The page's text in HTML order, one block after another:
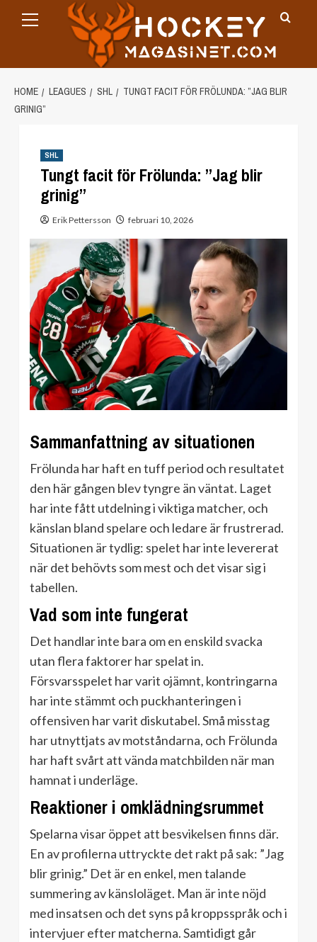
Menu
HOME LEAGUES SHL
TUNGT FACIT FÖR FRÖLUNDA: ”JAG BLIR
GRINIG”
SHL
Tungt facit för Frölunda: ”Jag blir
grinig”
Erik Pettersson februari 10, 2026
Sammanfattning av situationen
Frölunda har haft en tuff period och resultatet
den här gången blev tyngre än väntat. Laget
har inte fått utdelning i viktiga matcher, och
känslan bland spelare och ledare är frustrerad.
Situationen är tydlig: spelet har inte levererat
när det behövts som mest och det visar sig i
tabellen.
Vad som inte fungerat
Det handlar inte bara om en enskild svacka
utan flera faktorer har spelat in.
Försvarsspelet har varit ojämnt, kontringarna
har inte stämmt och puckhanteringen i
offensiven har varit diskutabel. Små misstag
har utnyttjats av motståndarna, och Frölunda
har haft svårt att vända matchbilden när man
hamnat i underläge.
Reaktioner i omklädningsrummet
Spelarna visar öppet att besvikelsen finns där.
En av profilerna uttryckte det rakt på sak: ”Jag
blir grinig.” Det är en enkel, men talande
summering av känsloläget. Man är inte nöjd
med insatsen och det syns på kroppsspråk och i
intervjuer efter matcherna. Samtidigt går